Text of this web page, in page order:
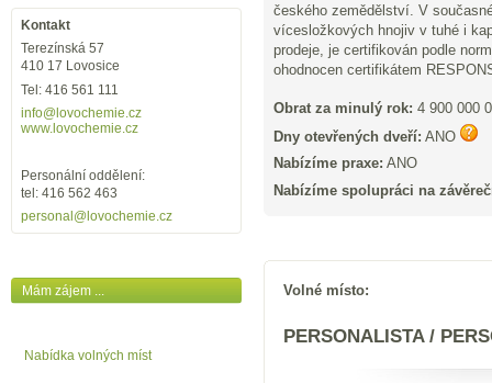
Kontakt
Terezínská 57
410 17 Lovosice
Tel: 416 561 111
info@lovochemie.cz
www.lovochemie.cz
Personální oddělení:
tel: 416 562 463
personal @lovochemie.cz
Mám zájem ...
Nabídka volných míst
českého zemědělství. V
vícesložkových hnojiv v tuhé i
prodeje, je certifikován podle
ohodnocen certifikátem
Obrat za minulý rok: 4 900 000
Dny otevřených dveří: ANO
Nabízíme praxe: ANO
Nabízíme spolupráci na
Volné místo:
PERSONALISTA /